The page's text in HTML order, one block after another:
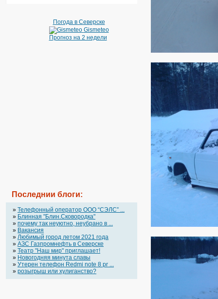
Погода в Северске
Gismeteo
Прогноз на 2 недели
Последнии блоги:
» Телефонный оператор OOO “СЭЛС” ...
» Блинная "Блин.Сковородка"
» почему так неуютно, неубрано в ...
» Вакансия
» Любимый город летом 2021 года
» АЗС Газпромнефть в Северске
» Театр "Наш мир" приглашает!
» Новогодняя минута славы
» Утерен телефон Redmi note 8 pr ...
» розыгрыш или хулиганство?